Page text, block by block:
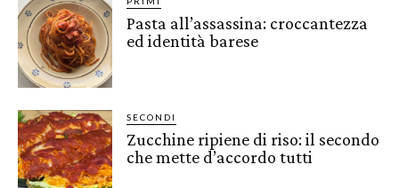
Pasta all’assassina: croccantezza
ed identità barese
SECONDI
Zucchine ripiene di riso: il secondo
che mette d’accordo tutti